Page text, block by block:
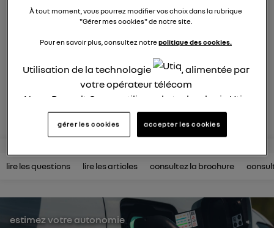
R5 est de retour. Pop malicieuse, accueillante, Renault 5
posez une question
lire les questions lire les articles consultez la brochure
estimez votre autonomie
À tout moment, vous pourrez modifier vos choix dans la rubrique
"Gérer mes cookies" de notre site.
Pour en savoir plus, consultez notrepolitique des cookies.
Utilisation de la technologie
, alimentée par
votre opérateur télécom
Nous, Renault Group, utilisons la technologie Utiq
pour nos activités digitales (telles que décrites
dans cette notice de consentement) et liées à
utilisez une connexion internet fournie parun
opérateur télécom participantet que vous
La technologie Utiq a été conçue pour la
protection de vos données personnelles en vous
gérer les cookies accepter les cookies